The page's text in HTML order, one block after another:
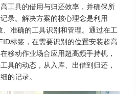
工具的借用与归还效率，并确保所
录。解决方案的核心理念是利用
、准确的工具识别和管理。通过在工
标签，在需要识别的位置安装超高
移动作业场合应用超高频手持机，
具的动态，从入库、出借到归还，
的记录。